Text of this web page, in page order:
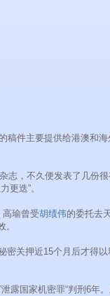
稿件主要提供给港澳和
志，不久便发表了几份
更迭”。
瑜曾受胡绩伟的委托去
密关押近15个月后才得以
露国家机密罪“判刑6年。